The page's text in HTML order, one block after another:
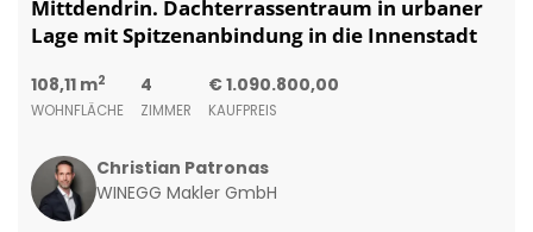
Mittdendrin. Dachterrassentraum in urbaner
Lage mit Spitzenanbindung in die Innenstadt
108,11 m2
WOHNFLÄCHE
4
ZIMMER
€ 1.090.800,00
KAUFPREIS
Christian Patronas
WINEGG Makler GmbH